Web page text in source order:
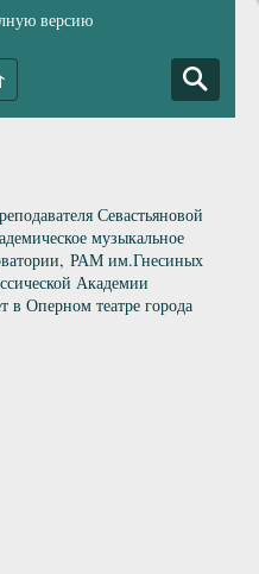
версию
Севастьяновой
музыкальное
РАМ им.Гнесиных
Академии
Оперном театре города